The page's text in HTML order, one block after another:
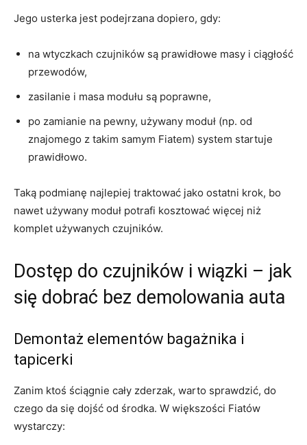
Jego usterka jest podejrzana dopiero, gdy:
na wtyczkach czujników są prawidłowe masy i ciągłość
przewodów,
zasilanie i masa modułu są poprawne,
po zamianie na pewny, używany moduł (np. od
znajomego z takim samym Fiatem) system startuje
prawidłowo.
Taką podmianę najlepiej traktować jako ostatni krok, bo
nawet używany moduł potrafi kosztować więcej niż
komplet używanych czujników.
Dostęp do czujników i wiązki – jak
się dobrać bez demolowania auta
Demontaż elementów bagażnika i
tapicerki
Zanim ktoś ściągnie cały zderzak, warto sprawdzić, do
czego da się dojść od środka. W większości Fiatów
wystarczy: